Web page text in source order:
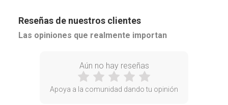
Reseñas de nuestros clientes
Las opiniones que realmente importan
Aún no hay reseñas
Apoya a la comunidad dando tu opinión